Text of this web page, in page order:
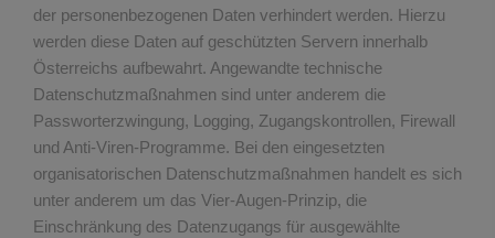
der personenbezogenen Daten verhindert werden. Hierzu
werden diese Daten auf geschützten Servern innerhalb
Österreichs aufbewahrt. Angewandte technische
Datenschutzmaßnahmen sind unter anderem die
Passworterzwingung, Logging, Zugangskontrollen, Firewall
und Anti-Viren-Programme. Bei den eingesetzten
organisatorischen Datenschutzmaßnahmen handelt es sich
unter anderem um das Vier-Augen-Prinzip, die
Einschränkung des Datenzugangs für ausgewählte